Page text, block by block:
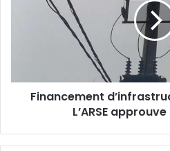
Financement
L’ARSE